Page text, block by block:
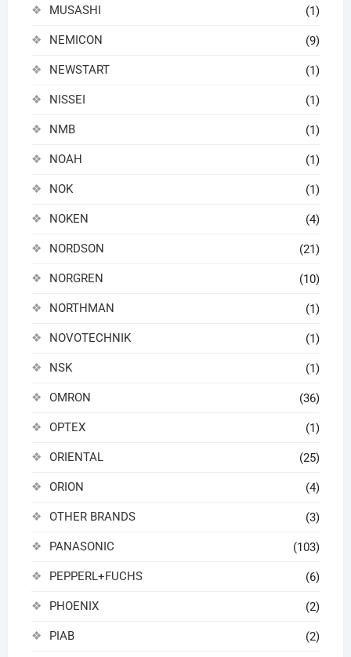
MUSASHI (1)
NEMICON (9)
NEWSTART (1)
NISSEI (1)
NMB (1)
NOAH (1)
NOK (1)
NOKEN (4)
NORDSON (21)
NORGREN (10)
NORTHMAN (1)
NOVOTECHNIK (1)
NSK (1)
OMRON (36)
OPTEX (1)
ORIENTAL (25)
ORION (4)
OTHER BRANDS (3)
PANASONIC (103)
PEPPERL+FUCHS (6)
PHOENIX (2)
PIAB (2)